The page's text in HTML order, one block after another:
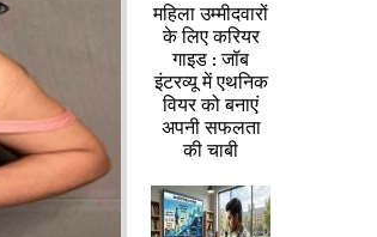
महिला उम्मीदवारों
के लिए करियर
गाइड : जॉब
इंटरव्यू में एथनिक
वियर को बनाएं
अपनी सफलता
की चाबी